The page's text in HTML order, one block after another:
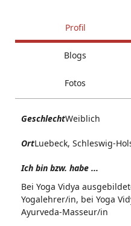
Profil
Blogs
Fotos
GeschlechtWeiblich
OrtLuebeck, Schleswig-
Ich bin bzw. habe ...
Bei Yoga Vidya
Yogalehrer/in, bei Yoga
Ayurveda-Masseur/in